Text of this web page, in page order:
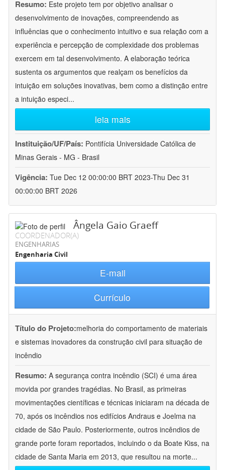
Resumo: Este projeto tem por objetivo analisar o
desenvolvimento de inovações, compreendendo as
influências que o conhecimento intuitivo e sua relação com a
experiência e percepção de complexidade dos problemas
exercem em tal desenvolvimento. A elaboração teórica
sustenta os argumentos que realçam os benefícios da
intuição em soluções inovativas, bem como a distinção entre
a intuição especi...
leia mais
Instituição/UF/País: Pontifícia Universidade Católica de
Minas Gerais - MG - Brasil
Vigência: Tue Dec 12 00:00:00 BRT 2023-Thu Dec 31
00:00:00 BRT 2026
Ângela Gaio Graeff
COORDENADOR(A)
ENGENHARIAS
Engenharia Civil
E-mail
Currículo
Título do Projeto:melhoria do comportamento de materiais
e sistemas inovadores da construção civil para situação de
incêndio
Resumo: A segurança contra incêndio (SCI) é uma área
movida por grandes tragédias. No Brasil, as primeiras
movimentações científicas e técnicas iniciaram na década de
70, após os incêndios nos edifícios Andraus e Joelma na
cidade de São Paulo. Posteriormente, outros incêndios de
grande porte foram reportados, incluindo o da Boate Kiss, na
cidade de Santa Maria em 2013, que resultou na morte...